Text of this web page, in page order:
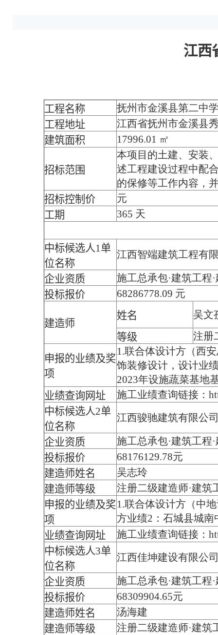
江西
工程名称
抚州市金溪县第二中
工程地址
江西省抚州市金溪县
建筑面积
17996.01 ㎡
招标范围
本项目的土建、安装
述工程建设过程中配
的保修等工作内容，
招标控制价
元
工期
365 天
中标候选人1单
位名称
江西智端建筑工程有
企业资质
施工总承包·建筑工程
投标报价
68286778.09 元
建造师
姓名
吴文
等级
注册
申报的业绩及奖
项
1.联合体设计方（西
饰装修设计，设计业
2023年设施蔬菜基地
业绩查询网址
施工业绩查询链接：
中标候选人2单
位名称
江西骏驰建筑有限公
企业资质
施工总承包·建筑工程
投标报价
68176129.78元
建造师姓名
吴志玲
建造师等级
注册二级建造师·建筑
申报的业绩及奖
项
1.联合体设计方（中
方业绩2：石城县城
业绩查询网址
施工业绩查询链接：
中标候选人3单
位名称
江西佳坤建设有限公
企业资质
施工总承包·建筑工程
投标报价
68309904.65元
建造师姓名
汤海建
建造师等级
注册二级建造师·建筑